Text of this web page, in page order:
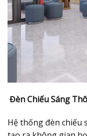
Đèn Chiếu Sáng
Hệ thống đèn chiếu